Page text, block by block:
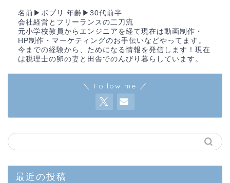
名前▶︎ポプリ 年齢▶︎30代前半
会社経営とフリーランスの二刀流
元小学校教員からエンジニアを経て現在は動画制作・
HP制作・マーケティングのお手伝いなどやってます。
今までの経験から、ためになる情報を発信します！現在
は税理士の卵の妻と田舎でのんびり暮らしています。
＼ Follow me ／
最近の投稿